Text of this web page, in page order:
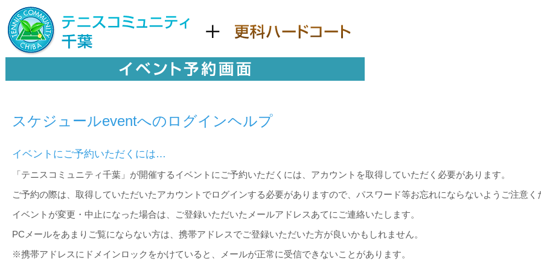
スケジュールeventへのログインヘルプ
イベントにご予約いただくには…
「テニスコミュニティ千葉」が開催するイベントにご予約いただくには、アカウントを取得していただく必要があります。
ご予約の際は、取得していただいたアカウントでログインする必要がありますので、パスワード等お忘れにならないようご注意く
イベントが変更・中止になった場合は、ご登録いただいたメールアドレスあてにご連絡いたします。
PCメールをあまりご覧にならない方は、携帯アドレスでご登録いただいた方が良いかもしれません。
※携帯アドレスにドメインロックをかけていると、メールが正常に受信できないことがあります。